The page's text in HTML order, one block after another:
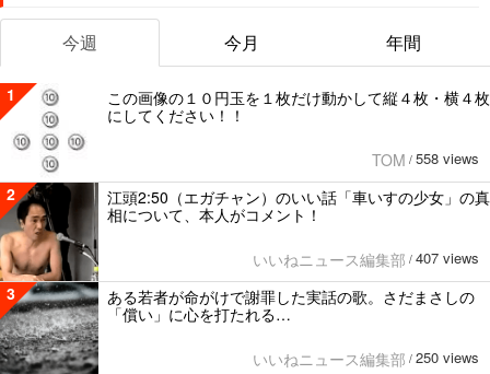
今週 今月 年間
1
この画像の１０円玉を１枚だけ動かして縦４枚・横４枚
にしてください！！
TOM / 558 views
2
江頭2:50（エガチャン）のいい話「車いすの少女」の真
相について、本人がコメント！
いいねニュース編集部 / 407 views
3
ある若者が命がけで謝罪した実話の歌。さだまさしの
「償い」に心を打たれる…
いいねニュース編集部 / 250 views